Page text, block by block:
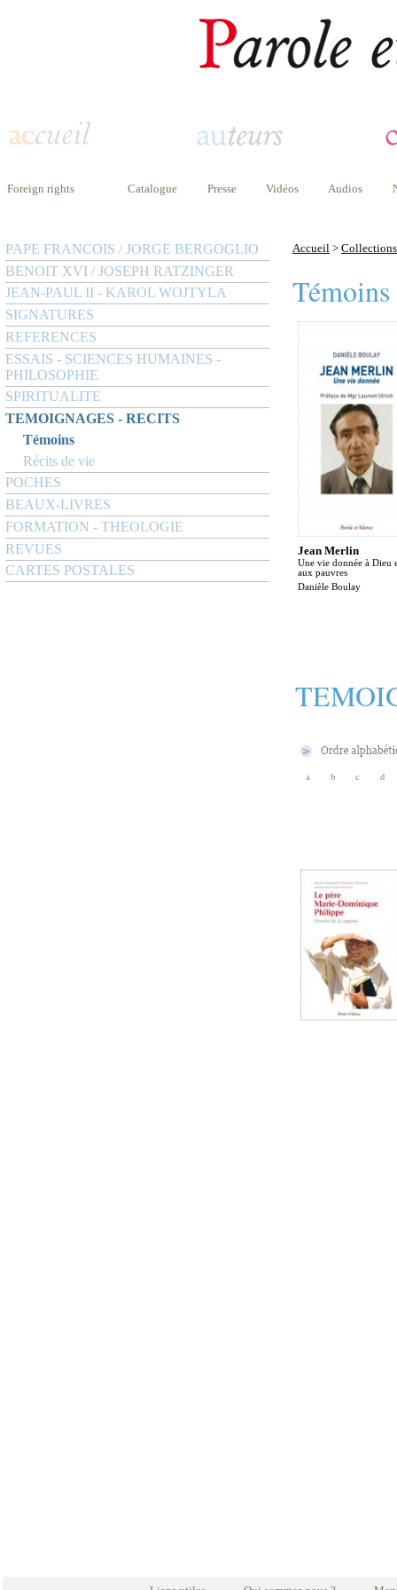
Foreign rights Catalogue Presse Vidéos Audios
PAPE FRANCOIS / JORGE BERGOGLIO
BENOIT XVI / JOSEPH RATZINGER
JEAN-PAUL II - KAROL WOJTYLA
SIGNATURES
REFERENCES
ESSAIS - SCIENCES HUMAINES -
PHILOSOPHIE
SPIRITUALITE
TEMOIGNAGES - RECITS
Témoins
Récits de vie
POCHES
BEAUX-LIVRES
FORMATION - THEOLOGIE
REVUES
CARTES POSTALES
Accueil > Collections
Témoins
Jean Merlin
Une vie donnée à Dieu
aux pauvres
Danièle Boulay
a b c d